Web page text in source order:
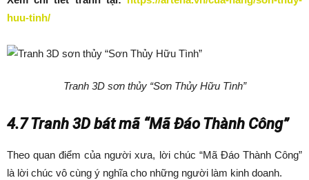
huu-tinh/
Tranh 3D sơn thủy “Sơn Thủy Hữu Tình”
4.7 Tranh 3D bát mã “Mã Đáo Thành Công”
Theo quan điểm của người xưa, lời chúc “Mã Đáo Thành Công”
là lời chúc vô cùng ý nghĩa cho những người làm kinh doanh.